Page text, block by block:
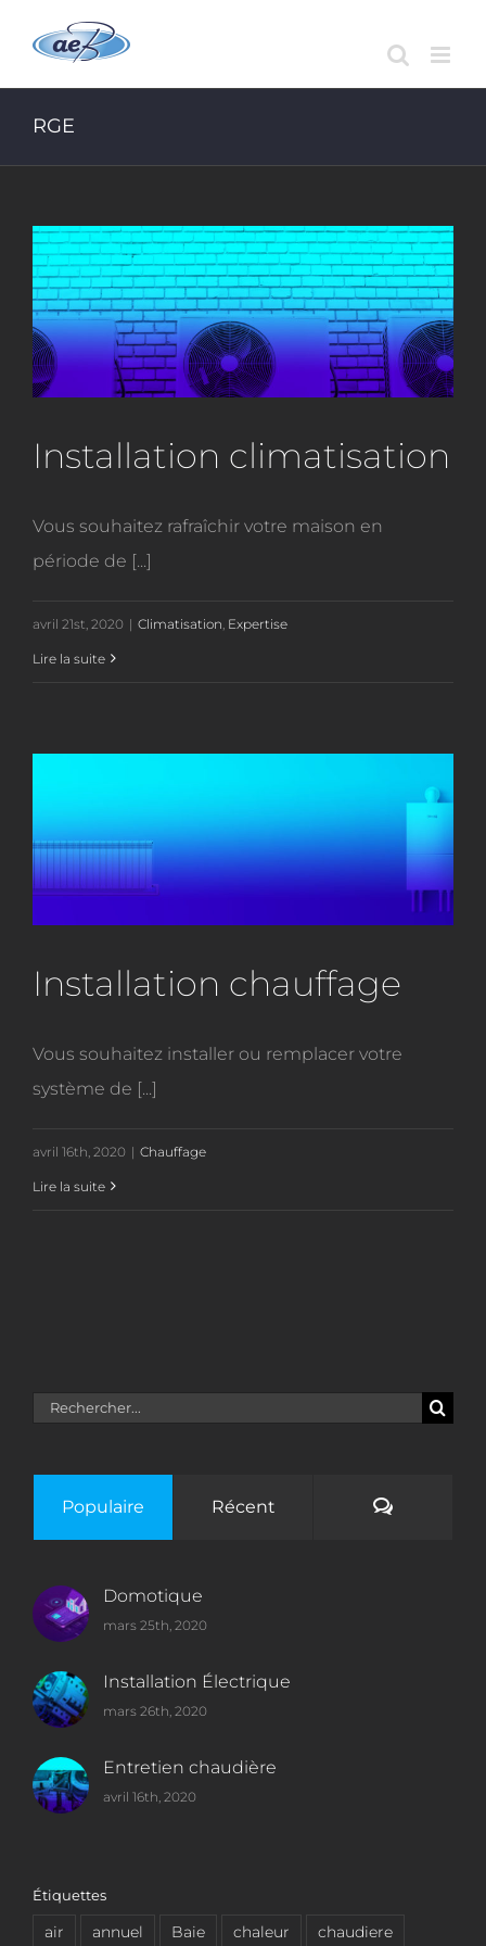
contenu
RGE
Installation climatisation
Vous souhaitez rafraîchir votre maison en
période de [...]
avril 21st, 2020 | Climatisation Expertise
Lire la suite
Installation chauffage
Vous souhaitez installer ou remplacer votre
système de [...]
avril 16th, 2020 | Chauffage
Lire la suite
Rechercher:
Populaire Récent
Domotique
mars 25th, 2020
Installation Électrique
mars 26th, 2020
Entretien chaudière
avril 16th, 2020
Étiquettes
air annuel Baie chaleur chaudiere